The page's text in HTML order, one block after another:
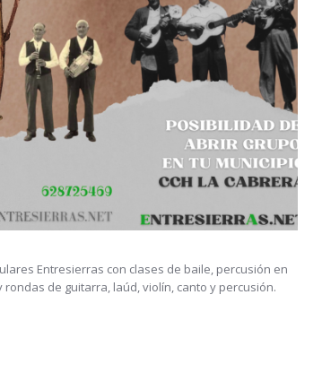
Entresierras con clases de baile, percusión en
de guitarra, laúd, violín, canto y percusión.